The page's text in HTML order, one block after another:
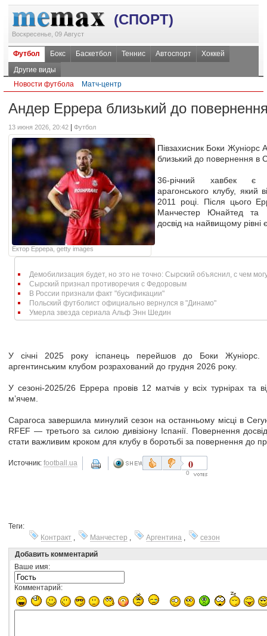
(СПОРТ)
Воскресенье, 09 Август
Футбол Бокс Баскетбол Теннис Автоспорт
Хоккей
Другие виды
Новости футбола
Матч-центр
Андер Еррера близький до
13 июня 2026, 20:42 Футбол
Ектор Еррера, getty images
Півзахисник Боки Жуніорс
близький до повернення в
36-річний хавбек є
арагонського клубу, який
2011 році. Після цього
Манчестер Юнайтед та
досвід на найвищому рівні
Демобилизация будет, но это не точно: Сырский объяснил, с чем
Сырский признал противоречия с Федоровым
В России признали факт "бусификации"
Польский футболист официально вернулся в "Динамо"
Умерла звезда сериала Альф Энн Шедин
У січні 2025 року іспанець перейшов до Боки Жуніорс.
аргентинським клубом розрахований до грудня 2026 року.
У сезоні-2025/26 Еррера провів 12 матчів у всіх турнірах та
м’ячем.
Сарагоса завершила минулий сезон на останньому місці в
RFEF — третього за силою дивізіону Іспанії. Повернення
стати важливим кроком для клубу в боротьбі за повернення до
Источник: football.ua 0
0
Теги:
Контракт
Манчестер Аргентина
сезон
Добавить комментарий
Ваше имя:
Комментарий: